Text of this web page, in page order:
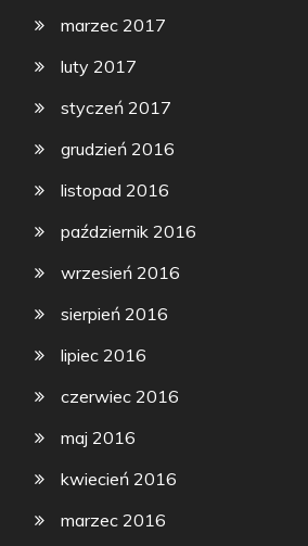
marzec 2017
luty 2017
styczeń 2017
grudzień 2016
listopad 2016
październik 2016
wrzesień 2016
sierpień 2016
lipiec 2016
czerwiec 2016
maj 2016
kwiecień 2016
marzec 2016